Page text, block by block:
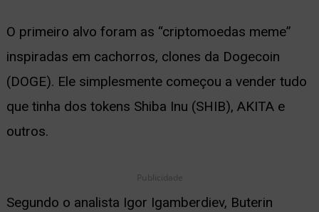
O primeiro alvo foram as “criptomoedas meme”
inspiradas em cachorros, clones da Dogecoin
(DOGE). Ele simplesmente começou a vender tudo
que tinha dos tokens Shiba Inu (SHIB), AKITA e
outros.
Publicidade
Segundo o analista Igor Igamberdiev, Buterin